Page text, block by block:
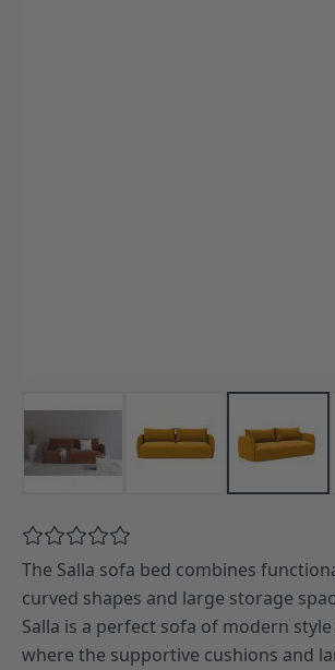
The Salla sofa bed combines
curved shapes and large storage
Salla is a perfect sofa of modern
where the supportive cushions and